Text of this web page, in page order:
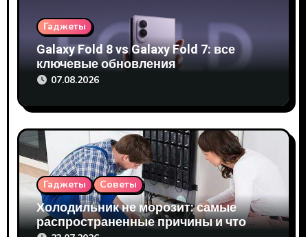
п
з
а
п
и
с
Гаджеты
Galaxy Fold 8 vs Galaxy Fold 7: все
ключевые обновления
07.08.2026
Гаджеты Советы
Холодильник не морозит: самые
распространенные причины и что